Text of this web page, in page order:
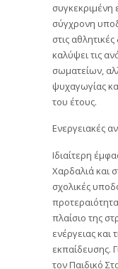
συγκεκριμένη
σύγχρονη
στις
καλύψει τις
σωματείων,
ψυχαγωγίας
του έτους.
Ενεργειακές
Ιδιαίτερη
Χαρδαλιά και
σχολικές
πλαίσιο της
ενέργειας
εκπαίδευσης.
τον Παιδικό